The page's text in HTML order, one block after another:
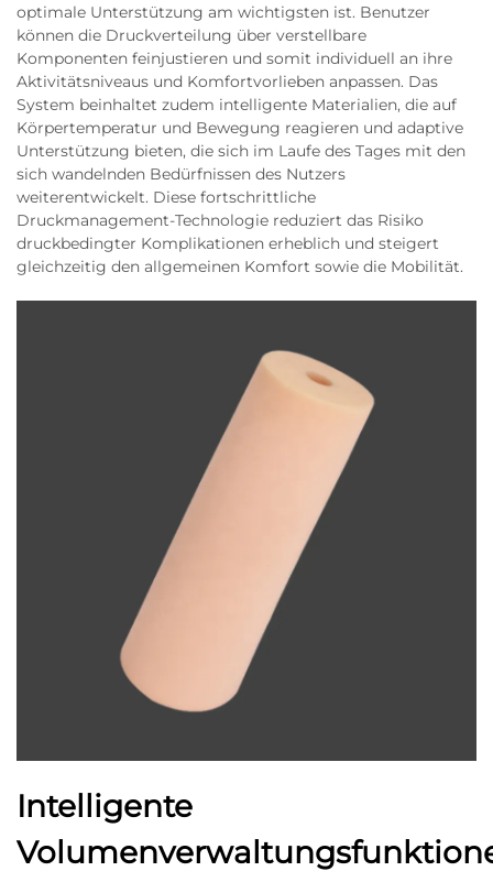
optimale Unterstützung am wichtigsten ist. Benutzer
können die Druckverteilung über verstellbare
Komponenten feinjustieren und somit individuell an ihre
Aktivitätsniveaus und Komfortvorlieben anpassen. Das
System beinhaltet zudem intelligente Materialien, die auf
Körpertemperatur und Bewegung reagieren und adaptive
Unterstützung bieten, die sich im Laufe des Tages mit den
sich wandelnden Bedürfnissen des Nutzers
weiterentwickelt. Diese fortschrittliche
Druckmanagement-Technologie reduziert das Risiko
druckbedingter Komplikationen erheblich und steigert
gleichzeitig den allgemeinen Komfort sowie die Mobilität.
Intelligente